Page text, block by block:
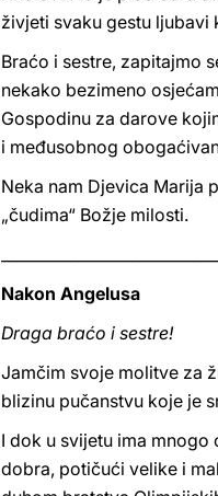
živjeti svaku gestu ljubavi
Braćo i sestre, zapitajmo
nekako bezimeno
Gospodinu za darove
i međusobnog
Neka nam Djevica Marija
„čudima“ Božje milosti.
Nakon Angelusa
Draga braćo i sestre!
Jamčim svoje molitve za
blizinu pučanstvu koje je
I dok u svijetu ima
dobra, potičući velike i